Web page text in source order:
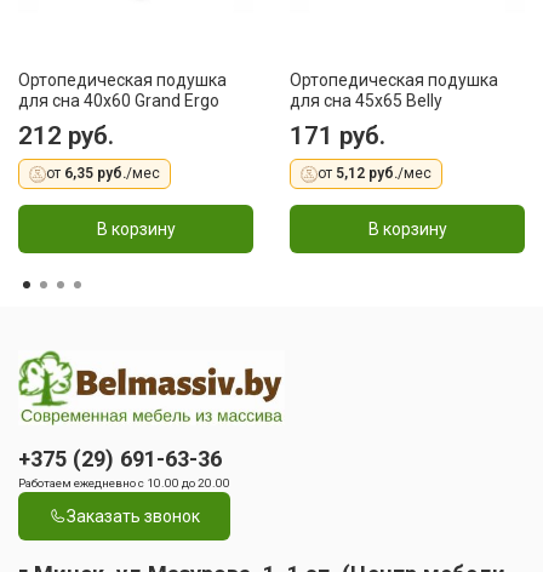
Ортопедическая подушка
для сна 40x60 Grand Ergo
212 руб.
от 6,35 руб./мес
В корзину
Ортопедическая подушка
для сна 45x65 Belly
171 руб.
от 5,12 руб./мес
В корзину
+375 (29) 691-63-36
Работаем ежедневно с 10.00 до 20.00
Заказать звонок